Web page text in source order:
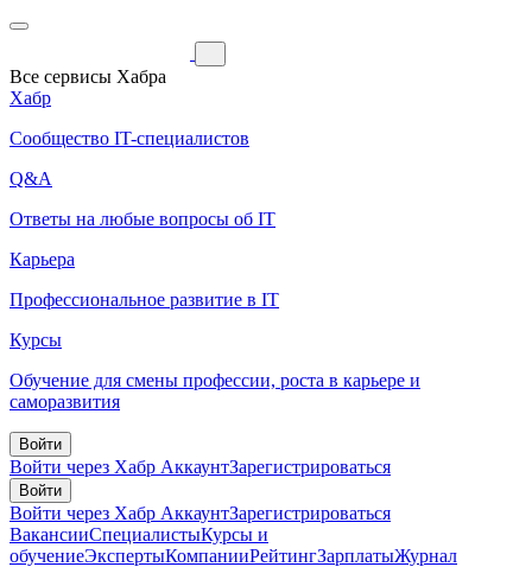
Все сервисы Хабра
Хабр
Сообщество IT-специалистов
Q&A
Ответы на любые вопросы об IT
Карьера
Профессиональное развитие в IT
Курсы
Обучение для смены профессии, роста в карьере и
саморазвития
Войти
Войти через Хабр АккаунтЗарегистрироваться
Войти
Войти через Хабр АккаунтЗарегистрироваться
ВакансииСпециалистыКурсы и
обучениеЭкспертыКомпанииРейтингЗарплатыЖурнал